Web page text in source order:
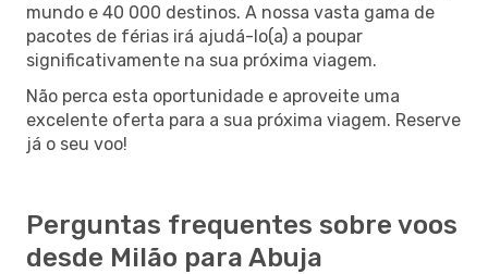
mundo e 40 000 destinos. A nossa vasta gama de
pacotes de férias irá ajudá-lo(a) a poupar
significativamente na sua próxima viagem.
Não perca esta oportunidade e aproveite uma
excelente oferta para a sua próxima viagem. Reserve
já o seu voo!
Perguntas frequentes sobre voos
desde Milão para Abuja